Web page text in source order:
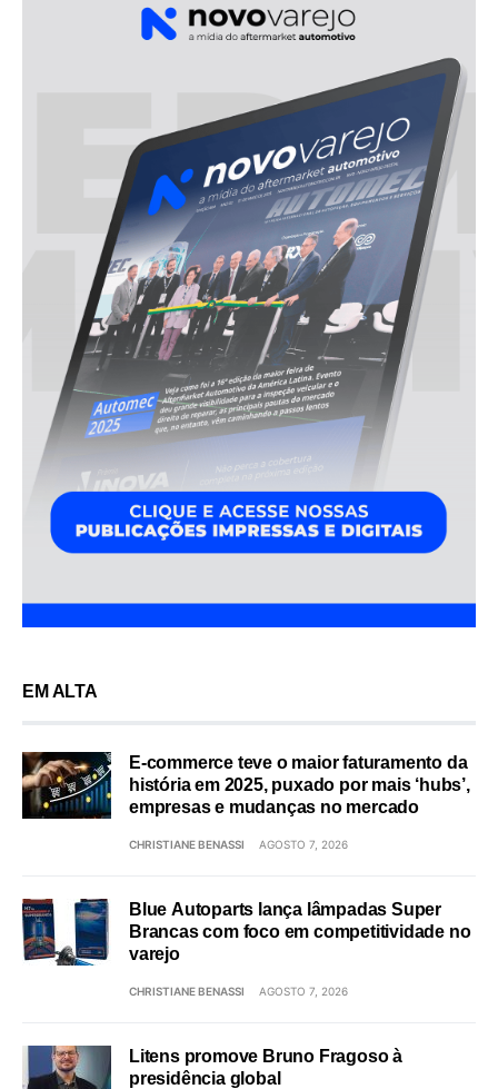
EM ALTA
E-commerce teve o maior faturamento da
história em 2025, puxado por mais ‘hubs’,
empresas e mudanças no mercado
CHRISTIANE BENASSI AGOSTO 7, 2026
Blue Autoparts lança lâmpadas Super
Brancas com foco em competitividade no
varejo
CHRISTIANE BENASSI AGOSTO 7, 2026
Litens promove Bruno Fragoso à
presidência global